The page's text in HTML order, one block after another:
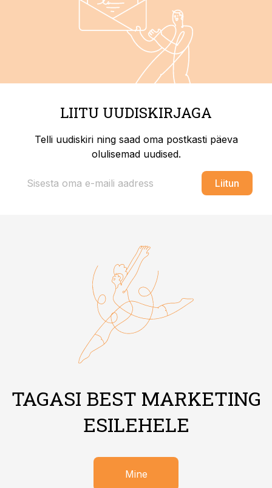
LIITU UUDISKIRJAGA
Telli uudiskiri ning saad oma postkasti päeva
olulisemad uudised.
Liitun
TAGASI BEST MARKETING
ESILEHELE
Mine